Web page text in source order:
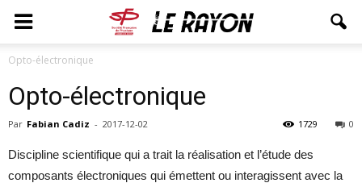
Opto-électronique
Opto-électronique
Par Fabian Cadiz - 2017-12-02 0
1729
Discipline scientifique qui a trait la réalisation et l’étude des
composants électroniques qui émettent ou interagissent avec la